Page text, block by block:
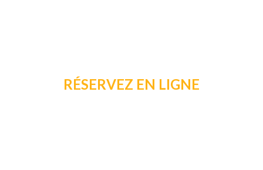
RÉSERVEZ EN LIGNE